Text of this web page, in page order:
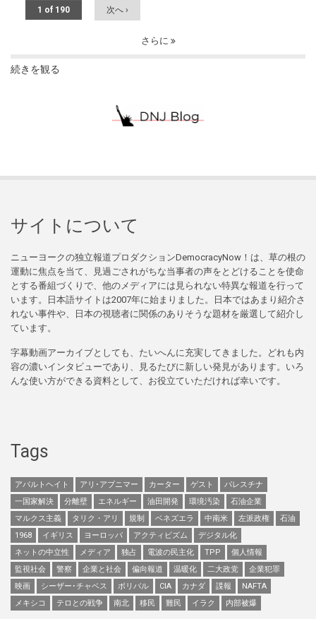
1 of 190 次へ ›
さらに
続きを観る
サイトについて
ニューヨークの独立報道プロダクションDemocracyNow！は、草の根の
運動に焦点を当て、見過ごされがちな当事者の声をとどけることを使命
とする番組づくりで、他のメディアには見られない特異な報道を行って
います。日本語サイトは2007年に始まりました。日本ではあまり紹介さ
れない事件や、日本の視聴者に関係のありそうな題材を厳選して紹介し
ています。
字幕動画アーカイブとしても、たいへんに充実してきました。どれも内
容の濃いインタビューであり、見るたびに新しい発見があります。いろ
んな使い方ができる資料として、お役立ていただければ幸いです。
Tags
アパルトヘイト アリ･アブニマー カーター ゲスト
パレスチナ
一国家解決
分離壁 エネルギー 油田開発 環境汚染
石油企業
マルクス主義
タリク・アリ 規制 ベネズエラ 中南米 左派政権
石油
1968
イギリス ヨーロッパ アクティビズム
デジタル化
ネットの中立性
メディア 独占 電波の民主化 TPP
個人情報
監視社会
警察 企業と社会 偏向報道 温暖化 二大政党
企業犯罪
映画
シーザー･チャベス ボリバル CIA カナダ 諜報
NAFTA
メキシコ
テロとの戦争 南北 移民 難民 イラク 内部被爆